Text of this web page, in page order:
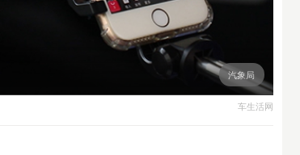
汽象局
车生活网